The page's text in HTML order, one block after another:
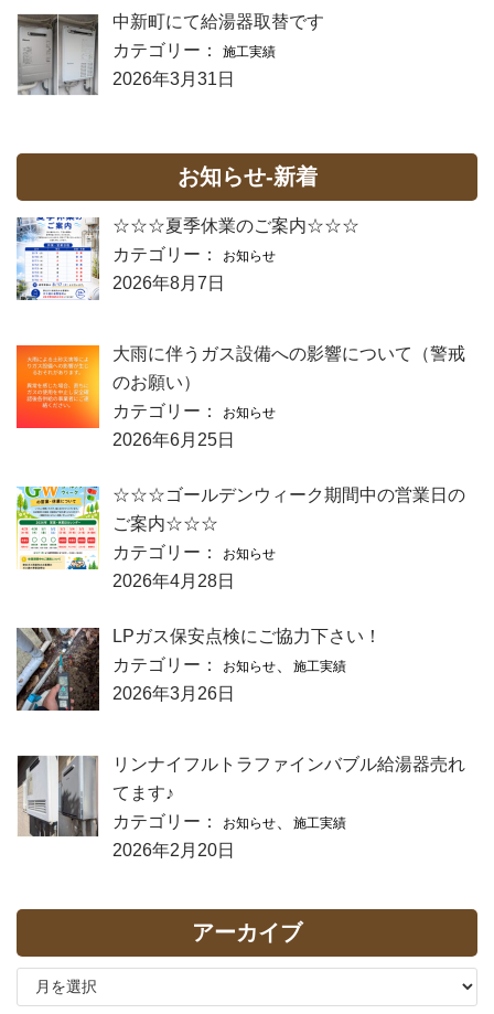
中新町にて給湯器取替です
カテゴリー：
施工実績
2026年3月31日
お知らせ-新着
☆☆☆夏季休業のご案内☆☆☆
カテゴリー：
お知らせ
2026年8月7日
大雨に伴うガス設備への影響について（警戒
のお願い）
カテゴリー：
お知らせ
2026年6月25日
☆☆☆ゴールデンウィーク期間中の営業日の
ご案内☆☆☆
カテゴリー：
お知らせ
2026年4月28日
LPガス保安点検にご協力下さい！
カテゴリー：
お知らせ 施工実績
2026年3月26日
リンナイフルトラファインバブル給湯器売れ
てます♪
カテゴリー：
お知らせ 施工実績
2026年2月20日
アーカイブ